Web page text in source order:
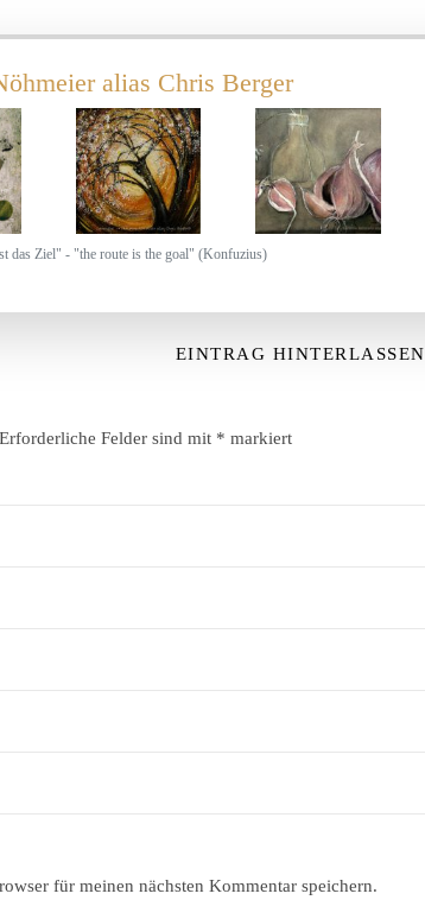
alias Chris Berger
das Ziel" - "the route is the goal" (Konfuzius)
EINTRAG HINTERLASSEN
Erforderliche Felder sind mit * markiert
für meinen nächsten Kommentar speichern.